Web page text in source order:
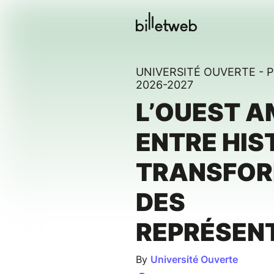
UNIVERSITÉ OUVERTE -
2026-2027
L’OUEST
ENTRE
DES
By Université Ouverte